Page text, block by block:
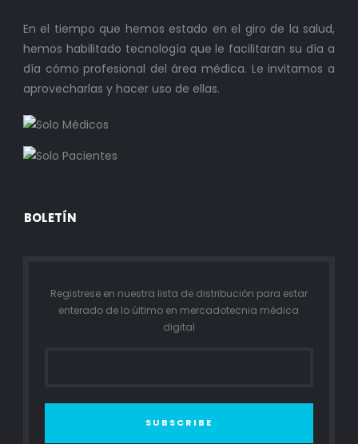
En el tiempo que hemos estado en el giro de la salud,
hemos habilitado tecnología que le facilitaran su día a
día cómo profesional del área médica. Le invitamos a
aprovecharlas y hacer uso de ellas.
BOLETÍN
Registrese en nuestra lista de distribución para estar
enterado de lo último en mercadotecnia médica
digital
SUBSCRIBE